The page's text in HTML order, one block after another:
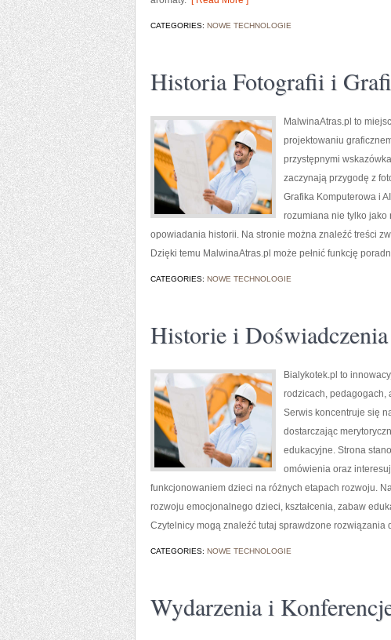
CATEGORIES: NOWE TECHNOLOGIE
Historia Fotografii i
MalwinaAtras.pl to
projektowaniu
przystępnymi
zaczynają przygodę z
Grafika Komputerowa i
rozumiana nie tylko jako
opowiadania historii. Na stronie można znaleźć treści
Dzięki temu MalwinaAtras.pl może pełnić funkcję
CATEGORIES: NOWE TECHNOLOGIE
Historie i Doświadczenia
Bialykotek.pl to
rodzicach, pedagogach,
Serwis koncentruje się
dostarczając
edukacyjne. Strona
omówienia oraz
funkcjonowaniem dzieci na różnych etapach rozwoju.
rozwoju emocjonalnego dzieci, kształcenia, zabaw
Czytelnicy mogą znaleźć tutaj sprawdzone rozwiązania
CATEGORIES: NOWE TECHNOLOGIE
Wydarzenia i